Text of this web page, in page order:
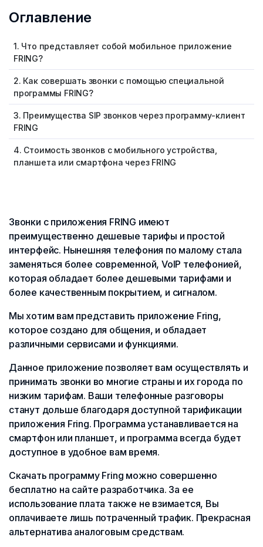
Оглавление
1. Что представляет собой мобильное приложение
FRING?
2. Как совершать звонки с помощью специальной
программы FRING?
3. Преимущества SIP звонков через программу-клиент
FRING
4. Стоимость звонков с мобильного устройства,
планшета или смартфона через FRING
Звонки с приложения FRING имеют
преимущественно дешевые тарифы и простой
интерфейс. Нынешняя телефония по малому стала
заменяться более современной, VoIP телефонией,
которая обладает более дешевыми тарифами и
более качественным покрытием, и сигналом.
Мы хотим вам представить приложение Fring,
которое создано для общения, и обладает
различными сервисами и функциями.
Данное приложение позволяет вам осуществлять и
принимать звонки во многие страны и их города по
низким тарифам. Ваши телефонные разговоры
станут дольше благодаря доступной тарификации
приложения Fring. Программа устанавливается на
смартфон или планшет, и программа всегда будет
доступное в удобное вам время.
Скачать программу Fring можно совершенно
бесплатно на сайте разработчика. За ее
использование плата также не взимается, Вы
оплачиваете лишь потраченный трафик. Прекрасная
альтернатива аналоговым средствам.